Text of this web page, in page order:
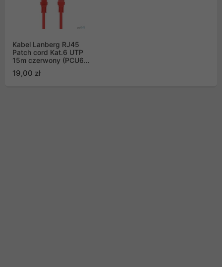
Kabel Lanberg RJ45
Patch cord Kat.6 UTP
15m czerwony (PCU6-
19,00 zł